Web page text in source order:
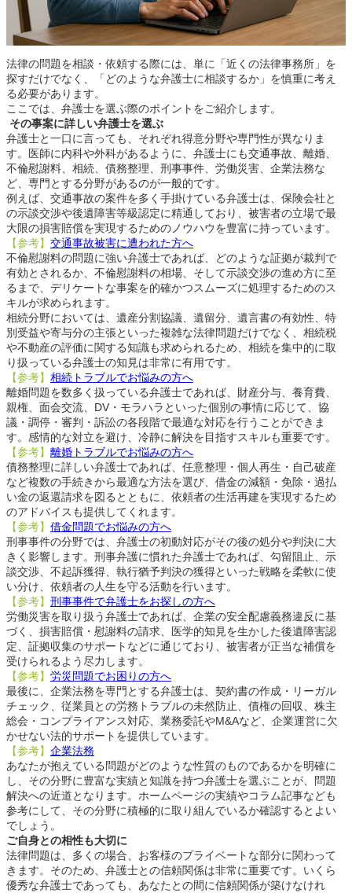
法律の問題を相談・依頼する際には、単に「近くの法律事務所」を
探すだけでなく、「どのような弁護士に相談するか」を慎重に考え
る必要があります。
ここでは、弁護士を選ぶ際のポイントをご紹介します。
その事案に詳しい弁護士を選ぶ
弁護士と一口に言っても、それぞれ得意分野や専門性が異なりま
す。医師に内科や外科があるように、弁護士にも交通事故、離婚、
不倫慰謝料、相続、債務整理、刑事事件、労働災害、企業法務な
ど、専門とする分野があるのが一般的です。
例えば、交通事故の案件を多く手掛けている弁護士は、保険会社と
の示談交渉や後遺障害等級認定に精通しており、被害者の立場で最
大限の損害賠償を実現するためのノウハウを豊富に持っています。
【参考】 交通事故被害に遭われた方へ
不倫慰謝料の問題に強い弁護士であれば、どのような証拠が裁判で
有効とされるか、不倫慰謝料の相場、そして示談交渉の進め方に至
るまで、デリケートな事案を的確かつスムーズに処理するためのス
キルが求められます。
相続分野においては、遺産分割協議、遺留分、遺言書の有効性、特
別受益や寄与分の主張といった複雑な法律問題だけでなく、相続税
や不動産の評価に関する知識も求められるため、相続を集中的に取
り扱っている弁護士の知見は非常に有用です。
【参考】 相続トラブルでお悩みの方へ
離婚問題を数多く扱っている弁護士であれば、財産分与、養育費、
親権、面会交流、DV・モラハラといった個別の事情に応じて、協
議・調停・審判・訴訟の各段階で最適な対応を行うことができま
す。感情的な対立を避け、冷静に解決を目指すスキルも重要です。
【参考】 離婚トラブルでお悩みの方へ
債務整理に詳しい弁護士であれば、任意整理・個人再生・自己破産
など複数の手続きから最適な方法を選び、借金の減額・免除・過払
い金の返還請求を図るとともに、依頼者の生活再建を実現するため
のアドバイスも提供してくれます。
【参考】 借金問題でお悩みの方へ
刑事事件の分野では、弁護士の初動対応がその後の処分や判決に大
きく影響します。刑事弁護に慣れた弁護士であれば、勾留阻止、示
談交渉、不起訴獲得、執行猶予判決の獲得といった戦略を柔軟に使
い分け、依頼者の人生を守る活動を行います。
【参考】 刑事事件で弁護士をお探しの方へ
労働災害を取り扱う弁護士であれば、企業の安全配慮義務違反に基
づく、損害賠償・慰謝料の請求、医学的知見を生かした後遺障害認
定、証拠収集のサポートなどに通じており、被害者が正当な補償を
受けられるよう尽力します。
【参考】 労災問題でお困りの方へ
最後に、企業法務を専門とする弁護士は、契約書の作成・リーガル
チェック、従業員との労務トラブルの未然防止、債権の回収、株主
総会・コンプライアンス対応、業務委託やM&Aなど、企業運営に欠
かせない法的サポートを提供しています。
【参考】 企業法務
あなたが抱えている問題がどのような性質のものであるかを明確に
し、その分野に豊富な実績と知識を持つ弁護士を選ぶことが、問題
解決への近道となります。ホームページの実績やコラム記事なども
参考にして、その分野に積極的に取り組んでいるか確認するとよい
でしょう。
ご自身との相性も大切に
法律問題は、多くの場合、お客様のプライベートな部分に関わって
きます。そのため、弁護士との信頼関係は非常に重要です。いくら
優秀な弁護士であっても、あなたとの間に信頼関係が築けなけれ